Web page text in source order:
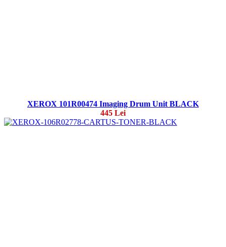
XEROX 101R00474 Imaging Drum Unit BLACK
445 Lei